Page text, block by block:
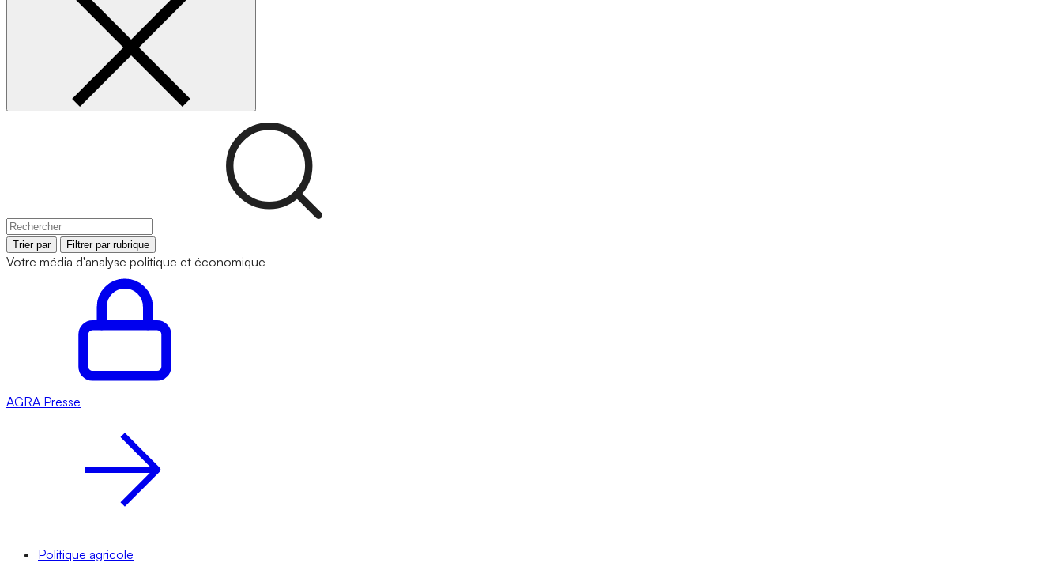
Trier par Filtrer par rubrique
Votre média d'analyse politique et économique
AGRA Presse
Politique agricole